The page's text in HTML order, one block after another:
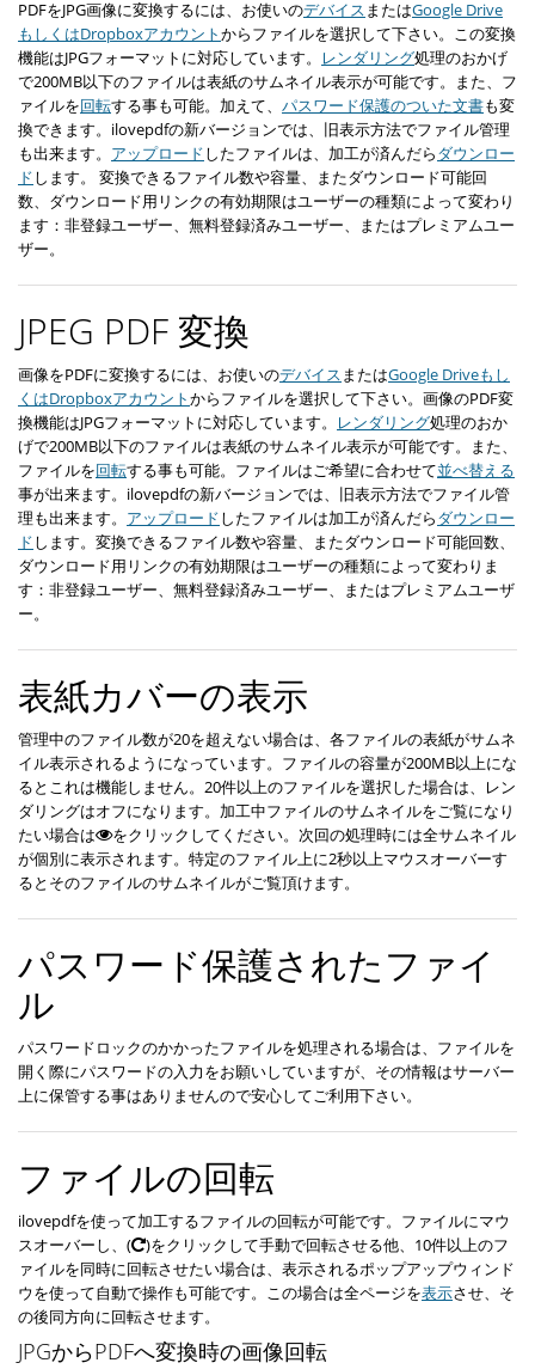
PDFをJPG画像に変換するには、お使いのデバイスまたはGoogle Drive
もしくはDropboxアカウントからファイルを選択して下さい。この変換
機能はJPGフォーマットに対応しています。
レンダリング処理のおかげ
で200MB以下のファイルは表紙のサムネイル表示が可能です。また、フ
ァイルを回転する事も可能。加えて、 パスワード保護のついた文書も変
換できます。ilovepdfの新バージョンでは、旧表示方法でファイル管理
も出来ます。 アップロードしたファイルは、加工が済んだらダウンロー
ドします。 変換できるファイル数や容量、またダウンロード可能回
数、ダウンロード用リンクの有効期限はユーザーの種類によって変わり
ます：非登録ユーザー、無料登録済みユーザー、またはプレミアムユー
ザー。
JPEG PDF 変換
画像をPDFに変換するには、お使いのデバイスまたはGoogle Driveもし
くはDropboxアカウントからファイルを選択して下さい。画像のPDF変
換機能はJPGフォーマットに対応しています。
レンダリング処理のおか
げで200MB以下のファイルは表紙のサムネイル表示が可能です。また、
ファイルを回転する事も可能。ファイルはご希望に合わせて並べ替える
事が出来ます。ilovepdfの新バージョンでは、旧表示方法でファイル管
理も出来ます。 アップロードしたファイルは加工が済んだらダウンロー
ドします。変換できるファイル数や容量、またダウンロード可能回数、
ダウンロード用リンクの有効期限はユーザーの種類によって変わりま
す：非登録ユーザー、無料登録済みユーザー、またはプレミアムユーザ
ー。
表紙カバーの表示
管理中のファイル数が20を超えない場合は、各ファイルの表紙がサムネ
イル表示されるようになっています。ファイルの容量が200MB以上にな
るとこれは機能しません。20件以上のファイルを選択した場合は、レン
ダリングはオフになります。加工中ファイルのサムネイルをご覧になり
たい場合は
をクリックしてください。次回の処理時には全サムネイル
が個別に表示されます。特定のファイル上に2秒以上マウスオーバーす
るとそのファイルのサムネイルがご覧頂けます。
パスワード保護されたファイ
ル
パスワードロックのかかったファイルを処理される場合は、ファイルを
開く際にパスワードの入力をお願いしていますが、その情報はサーバー
上に保管する事はありませんので安心してご利用下さい。
ファイルの回転
ilovepdfを使って加工するファイルの回転が可能です。ファイルにマウ
スオーバーし、(
)をクリックして手動で回転させる他、10件以上のフ
ァイルを同時に回転させたい場合は、表示されるポップアップウィンド
ウを使って自動で操作も可能です。この場合は全ページを表示させ、そ
の後同方向に回転させます。
JPGからPDFへ変換時の画像回転